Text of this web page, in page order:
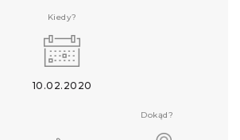
Kiedy?
10.02.2020
Dokąd?